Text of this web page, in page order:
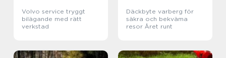
Volvo service tryggt
bilägande med rätt
verkstad
Däckbyte varberg för
säkra och bekväma
resor Året runt